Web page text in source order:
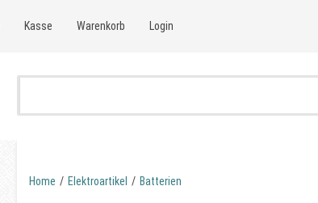
Kasse Warenkorb Login
Home / Elektroartikel / Batterien